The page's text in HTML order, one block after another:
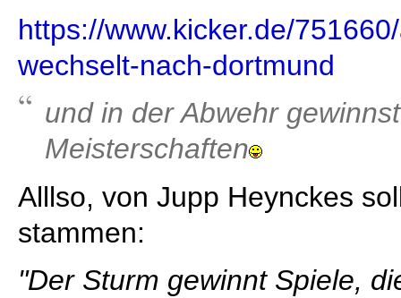
https://www.kicker.de/
wechselt-nach-dortmund
und in der Abwehr
Meisterschaften
Alllso, von Jupp Heynckes
stammen:
"Der Sturm gewinnt Spiele,